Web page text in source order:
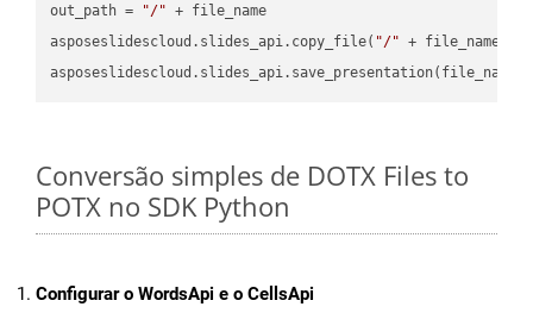
out_path =
"/" + file_name
asposeslidescloud.slides_api.copy_file( "/" + file_name,
Conversão simples de DOTX Files to
POTX no SDK Python
Configurar o WordsApi e o CellsApi